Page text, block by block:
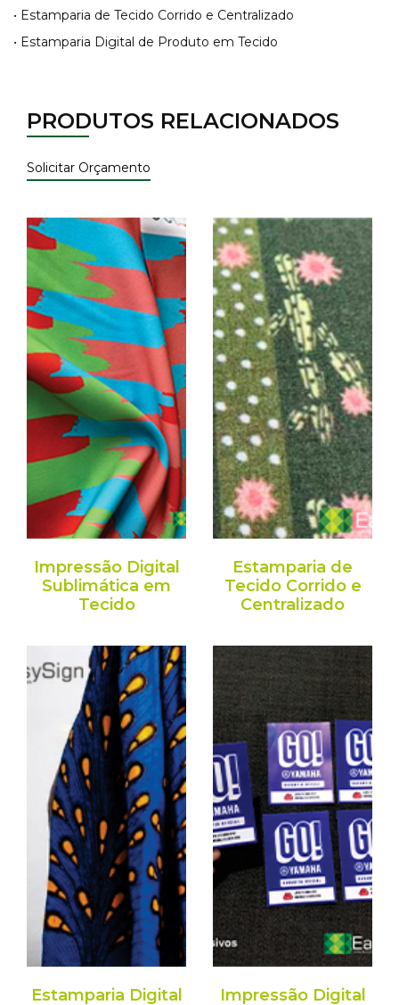
• Estamparia de Tecido Corrido e Centralizado
• Estamparia Digital de Produto em Tecido
PRODUTOS RELACIONADOS
Solicitar Orçamento
Impressão Digital
Sublimática em
Tecido
Estamparia de
Tecido Corrido e
Centralizado
Estamparia Digital
Impressão Digital